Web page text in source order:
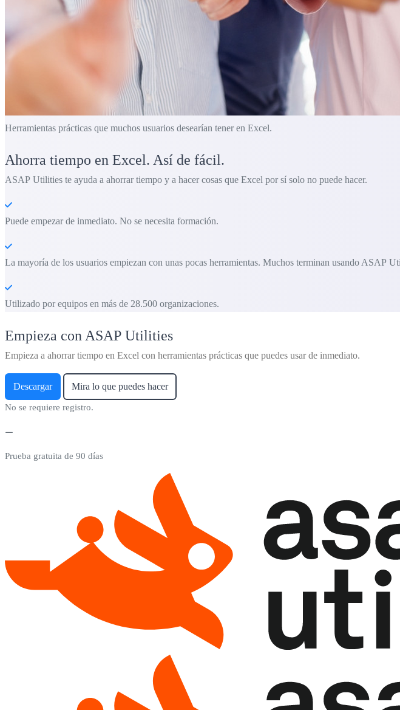
Herramientas prácticas que muchos usuarios desearían tener en Excel.
Ahorra tiempo en Excel. Así de fácil.
ASAP Utilities te ayuda a ahorrar tiempo y a hacer cosas que Excel por sí solo no puede hacer.
Puede empezar de inmediato. No se necesita formación.
La mayoría de los usuarios empiezan con unas pocas herramientas. Muchos terminan usando ASAP
Utilizado por equipos en más de 28.500 organizaciones.
Empieza con ASAP Utilities
Empieza a ahorrar tiempo en Excel con herramientas prácticas que puedes usar de inmediato.
Descargar Mira lo que puedes hacer
No se requiere registro.
Prueba gratuita de 90 días